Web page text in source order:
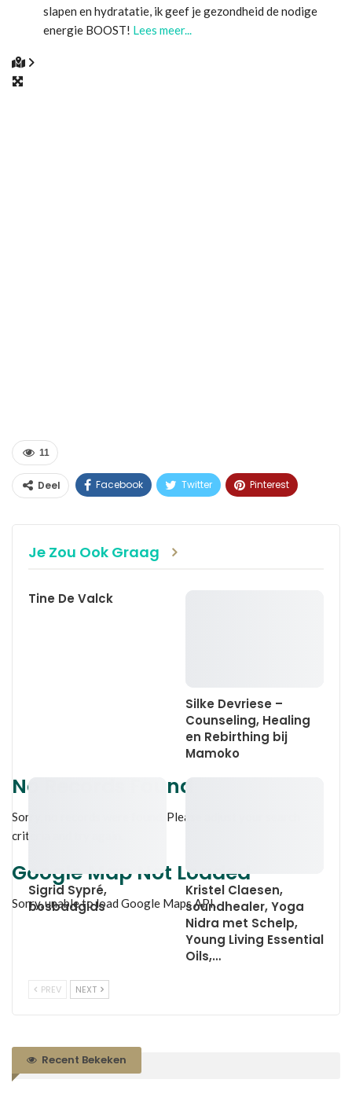
slapen en hydratatie, ik geef je gezondheid de nodige
energie BOOST! Lees meer...
No Records Found
Sorry, no records were found. Please adjust your search
criteria and try again.
Google Map Not Loaded
Sorry, unable to load Google Maps API.
11
Deel Facebook Twitter Pinterest
Je Zou Ook Graag
Tine De Valck
Silke Devriese –
Counseling, Healing
en Rebirthing bij
Mamoko
Sigrid Sypré,
bosbadgids
Kristel Claesen,
soundhealer, Yoga
Nidra met Schelp,
Young Living Essential
Oils,…
PREV NEXT
Recent Bekeken